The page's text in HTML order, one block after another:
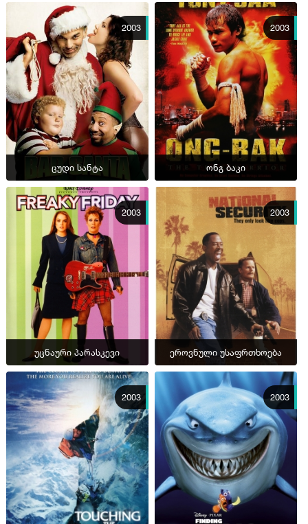
2003
ცუდი სანტა
2003
ონგ ბაკი
2003
უცნაური პარასკევი
2003
ეროვნული უსაფრთხოება
2003 2003